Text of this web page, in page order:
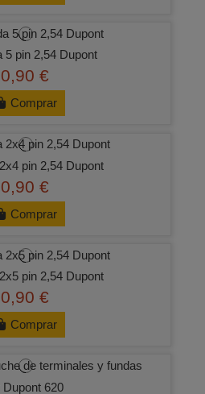
5 pin 2,54 Dupont
0,90 €
Comprar
pin 2,54 Dupont
0,90 €
Comprar
pin 2,54 Dupont
0,90 €
Comprar
Dupont 620